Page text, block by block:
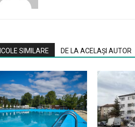
SIMILARE DE LA ACELAȘI AUTOR